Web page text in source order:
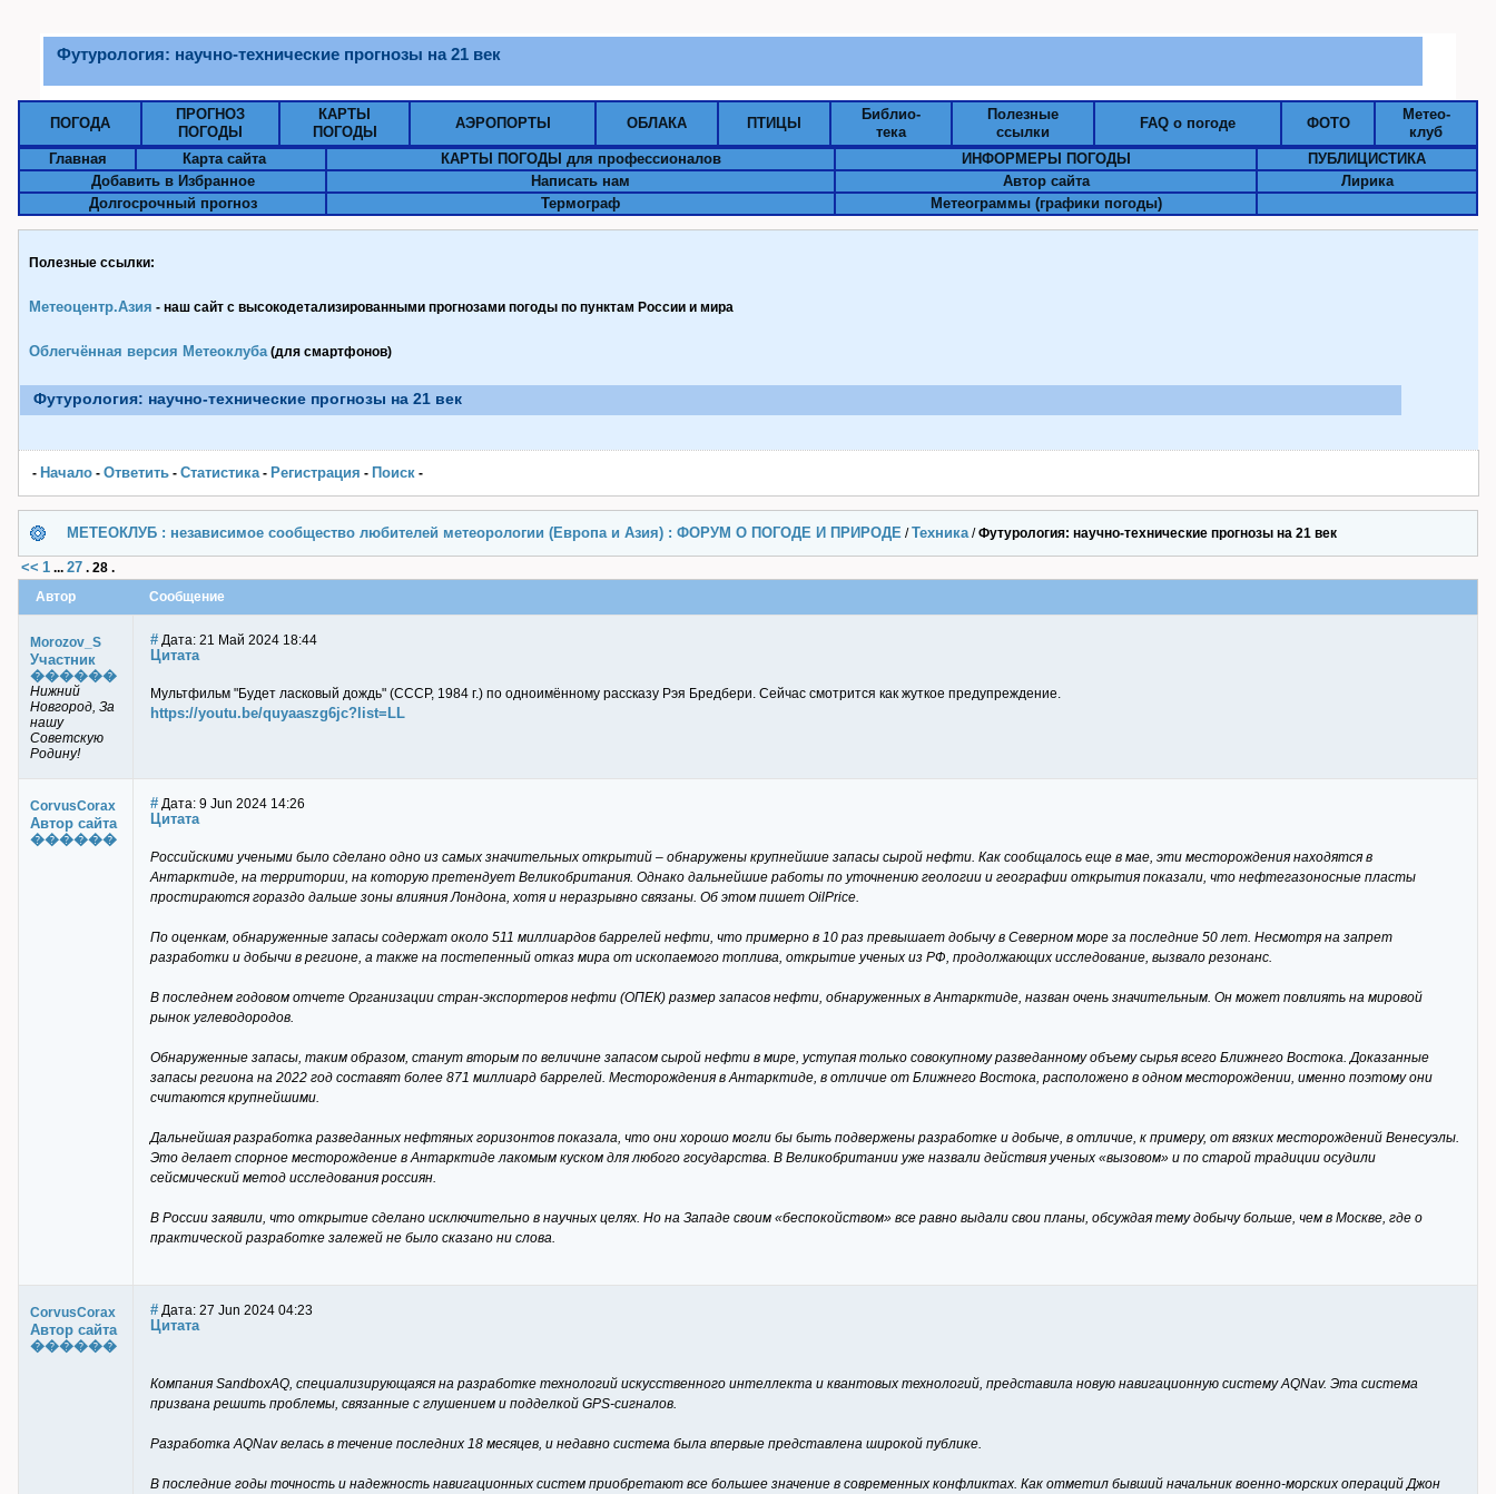
Футурология: научно-технические прогнозы на 21 век
ПОГОДА
ПРОГНОЗ
ПОГОДЫ
КАРТЫ
ПОГОДЫ
АЭРОПОРТЫ ОБЛАКА ПТИЦЫ
Библио-
тека
Полезные
ссылки
FAQ о погоде ФОТО
Метео-
клуб
Главная
Карта сайта КАРТЫ ПОГОДЫ для профессионалов ИНФОРМЕРЫ ПОГОДЫ
ПУБЛИЦИСТИКА
Добавить в Избранное
Написать нам Автор сайта
Лирика
Долгосрочный прогноз
Термограф Метеограммы (графики погоды)
Полезные ссылки:
Метеоцентр.Азия - наш сайт с высокодетализированными прогнозами погоды по пунктам Pоссии и мира
Облегчённая версия Метеоклуба(для смартфонов)
Футурология: научно-технические прогнозы на 21 век
- Начало - Ответить - Статистика- Pегистрация - Поиск -
МЕТЕОКЛУБ : независимое сообщество любителей метеорологии (Европа и Азия) : ФОРУМ О ПОГОДЕ И ПРИРОДЕ /Техника/Футурология: научно-технические прогнозы на 21 век
<< 1 ... 27 . 28 .
Автор
Сообщение
Morozov_S
Участник
������
Нижний
Новгород, За
нашу
Советскую
Родину!
# Дата: 21 Май 2024 18:44
Цитата
Мультфильм "Будет ласковый дождь" (СССР, 1984 г.) по одноимённому рассказу Рэя Бредбери. Сейчас смотрится как жуткое предупреждение.
https://youtu.be/quyaaszg6jc?list=LL
CorvusCorax
Автор сайта
������
# Дата: 9 Jun 2024 14:26
Цитата
Российскими учеными было сделано одно из самых значительных открытий – обнаружены крупнейшие запасы сырой нефти. Как сообщалось еще в мае, эти месторождения находятся в
Антарктиде, на территории, на которую претендует Великобритания. Однако дальнейшие работы по уточнению геологии и географии открытия показали, что нефтегазоносные пласты
простираются гораздо дальше зоны влияния Лондона, хотя и неразрывно связаны. Об этом пишет OilPrice.
По оценкам, обнаруженные запасы содержат около 511 миллиардов баррелей нефти, что примерно в 10 раз превышает добычу в Северном море за последние 50 лет. Несмотря на запрет
разработки и добычи в регионе, а также на постепенный отказ мира от ископаемого топлива, открытие ученых из РФ, продолжающих исследование, вызвало резонанс.
В последнем годовом отчете Организации стран-экспортеров нефти (ОПЕК) размер запасов нефти, обнаруженных в Антарктиде, назван очень значительным. Он может повлиять на мировой
рынок углеводородов.
Обнаруженные запасы, таким образом, станут вторым по величине запасом сырой нефти в мире, уступая только совокупному разведанному объему сырья всего Ближнего Востока. Доказанные
запасы региона на 2022 год составят более 871 миллиард баррелей. Месторождения в Антарктиде, в отличие от Ближнего Востока, расположено в одном месторождении, именно поэтому они
считаются крупнейшими.
Дальнейшая разработка разведанных нефтяных горизонтов показала, что они хорошо могли бы быть подвержены разработке и добыче, в отличие, к примеру, от вязких месторождений Венесуэлы.
Это делает спорное месторождение в Антарктиде лакомым куском для любого государства. В Великобритании уже назвали действия ученых «вызовом» и по старой традиции осудили
сейсмический метод исследования россиян.
В России заявили, что открытие сделано исключительно в научных целях. Но на Западе своим «беспокойством» все равно выдали свои планы, обсуждая тему добычу больше, чем в Москве, где о
практической разработке залежей не было сказано ни слова.
CorvusCorax
Автор сайта
������
# Дата: 27 Jun 2024 04:23
Цитата
Компания SandboxAQ, специализирующаяся на разработке технологий искусственного интеллекта и квантовых технологий, представила новую навигационную систему AQNav. Эта система
призвана решить проблемы, связанные с глушением и подделкой GPS-сигналов.
Разработка AQNav велась в течение последних 18 месяцев, и недавно система была впервые представлена широкой публике.
В последние годы точность и надежность навигационных систем приобретают все большее значение в современных конфликтах. Как отметил бывший начальник военно-морских операций Джон